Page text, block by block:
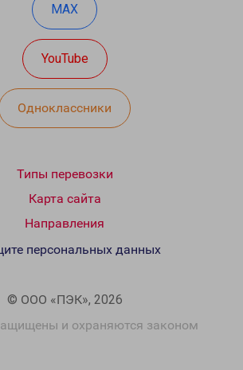
MAX
YouTube
Одноклассники
Типы перевозки
Карта сайта
Направления
© ООО «ПЭК», 2026
и охраняются законом
персональных данных